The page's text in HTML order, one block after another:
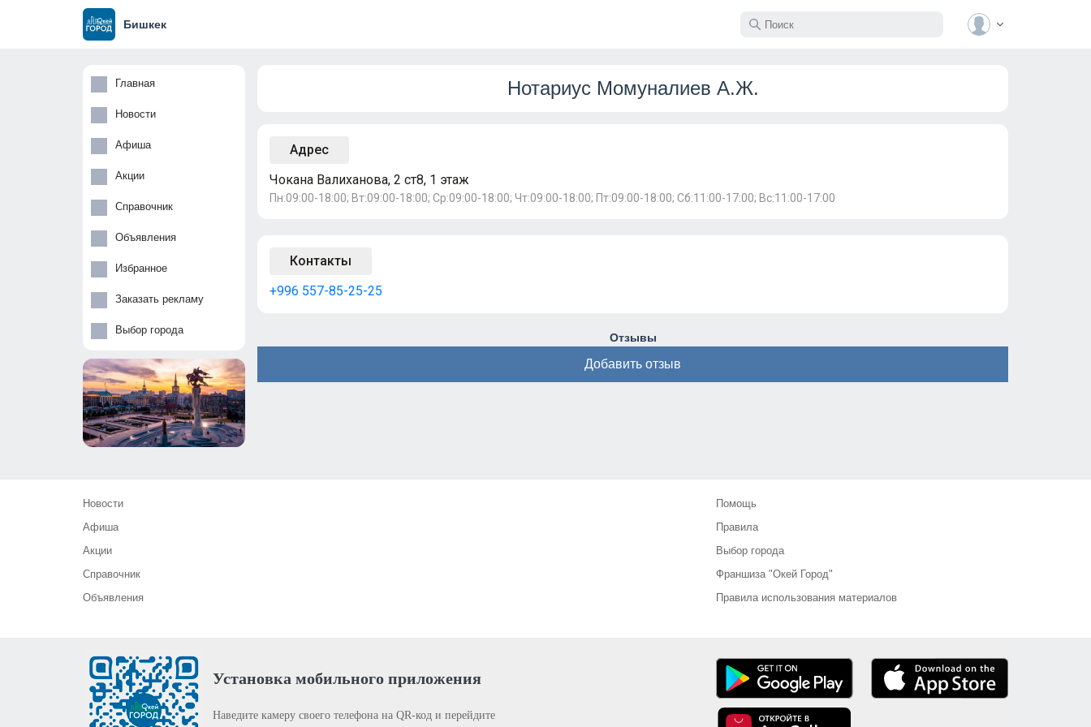
Бишкек
Главная
Новости
Афиша
Акции
Справочник
Объявления
Избранное
Заказать рекламу
Выбор города
Нотариус Момуналиев А.Ж.
Адрес
Чокана Валиханова, 2 ст8, 1 этаж
Пн:09:00-18:00; Вт:09:00-18:00; Ср:09:00-18:00; Чт:09:00-18:00; Пт:09:00-18:00; Сб:11:00-17:00; Вс:11:00-17:00
Контакты
+996 557-85-25-25
Отзывы
Добавить отзыв
Новости
Афиша
Акции
Справочник
Объявления
Помощь
Правила
Выбор города
Франшиза "Окей Город"
Правила использования материалов
Установка мобильного приложения
Наведите камеру своего телефона на QR-код и перейдите